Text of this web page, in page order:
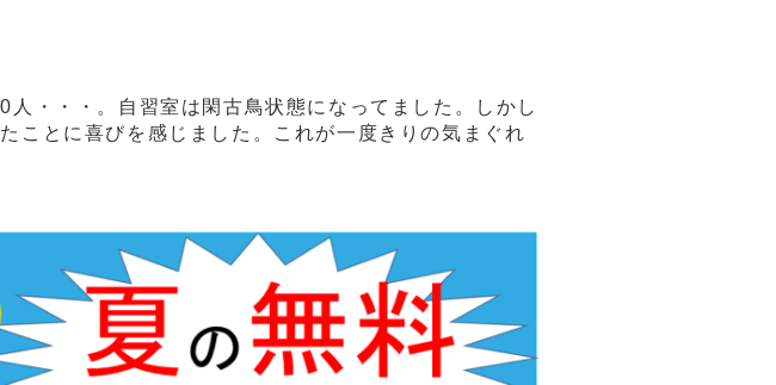
・・・。自習室は閑古鳥状態になってました。しかし
ことに喜びを感じました。これが一度きりの気まぐれ